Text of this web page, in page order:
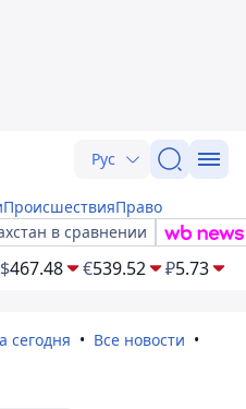
Рус
ПроисшествияПраво
в сравнении
$467.48 €539.52 ₽5.73
сегодня
Все новости